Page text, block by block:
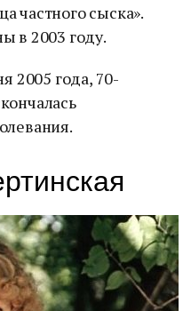
частного сыска».
в 2003 году.
2005 года, 70-